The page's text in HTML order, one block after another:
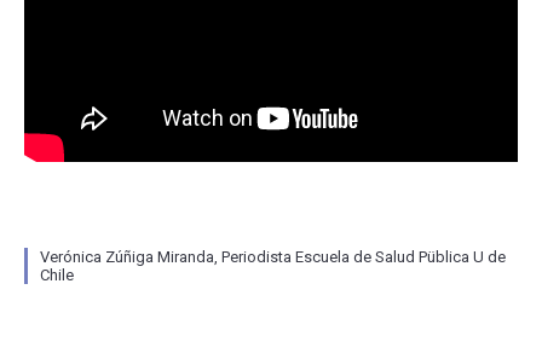
Verónica Zúñiga Miranda, Periodista Escuela de Salud Püblica U de
Chile